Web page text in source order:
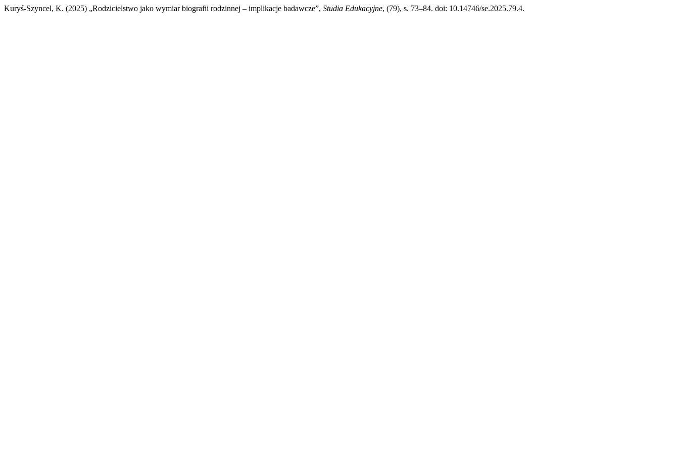
Kuryś-Szyncel, K. (2025) „Rodzicielstwo jako wymiar biografii rodzinnej – implikacje badawcze”, Studia Edukacyjne, (79), s. 73–84. doi: 10.14746/se.2025.79.4.